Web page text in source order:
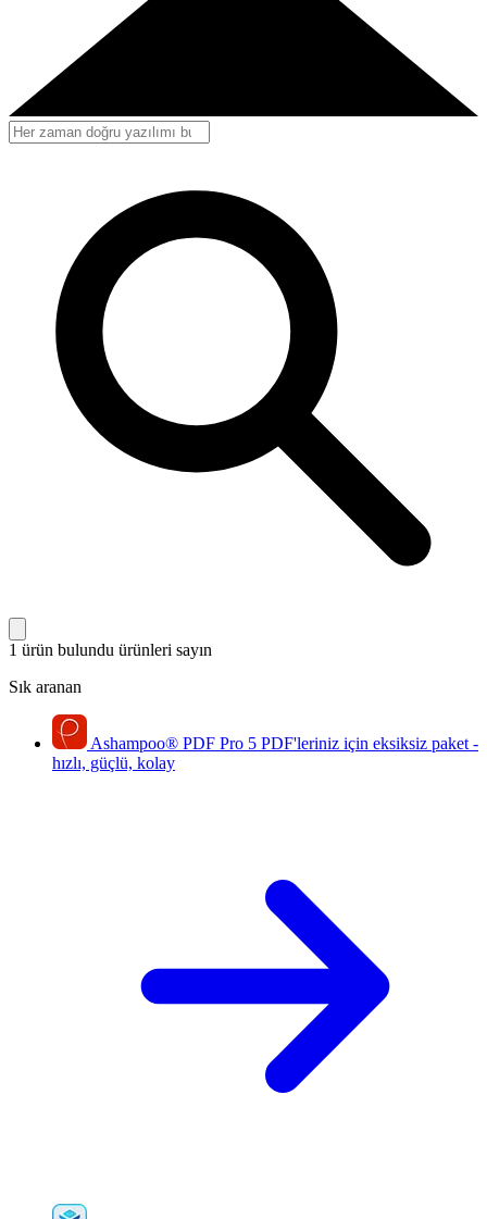
1 ürün bulundu ürünleri sayın
Sık aranan
Ashampoo® PDF Pro 5 PDF'leriniz için eksiksiz paket -
hızlı, güçlü, kolay